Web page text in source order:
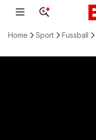
Home Sport Fussball